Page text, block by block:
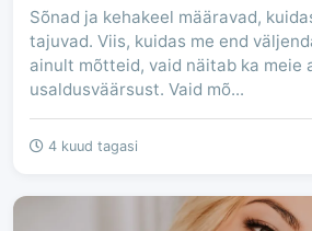
Sõnad ja kehakeel määravad,
tajuvad. Viis, kuidas me end
ainult mõtteid, vaid näitab ka meie
usaldusväärsust. Vaid mõ...
4 kuud tagasi